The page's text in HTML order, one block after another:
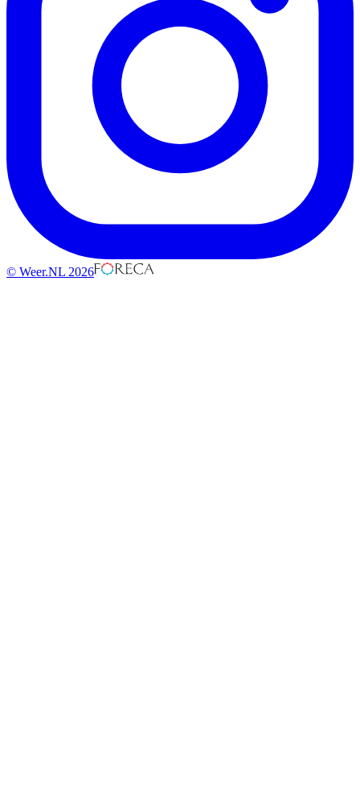
© Weer.NL 2026